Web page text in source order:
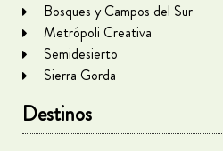
Bosques y Campos del Sur
Metrópoli Creativa
Semidesierto
Sierra Gorda
Destinos